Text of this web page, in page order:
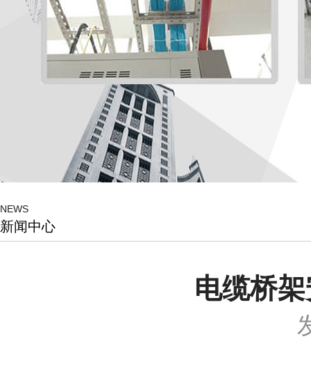
NEWS
新闻中心
电缆桥